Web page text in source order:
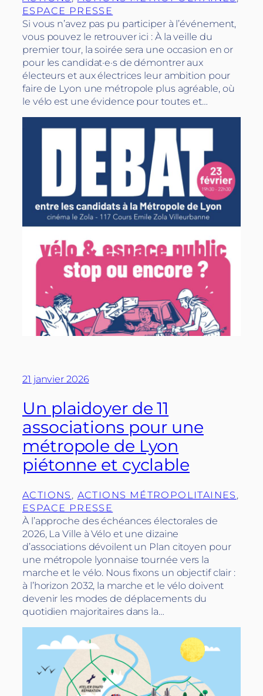
ESPACE PRESSE
Si vous n’avez pas pu participer à l’événement,
vous pouvez le retrouver ici : À la veille du
premier tour, la soirée sera une occasion en or
pour les candidat·e·s de démontrer aux
électeurs et aux électrices leur ambition pour
faire de Lyon une métropole plus agréable, où
le vélo est une évidence pour toutes et…
21 janvier 2026
Un plaidoyer de 11
associations pour une
métropole de Lyon
piétonne et cyclable
ACTIONS , ACTIONS MÉTROPOLITAINES
ESPACE PRESSE
À l’approche des échéances électorales de
2026, La Ville à Vélo et une dizaine
d’associations dévoilent un Plan citoyen pour
une métropole lyonnaise tournée vers la
marche et le vélo. Nous fixons un objectif clair :
à l’horizon 2032, la marche et le vélo doivent
devenir les modes de déplacements du
quotidien majoritaires dans la…